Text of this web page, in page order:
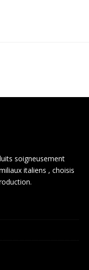
soigneusement
italiens , choisis